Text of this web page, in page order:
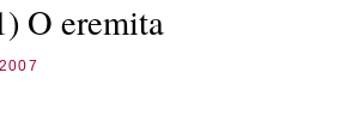
O eremita